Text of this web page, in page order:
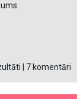
7 komentāri